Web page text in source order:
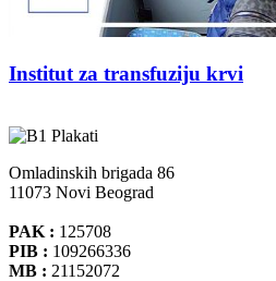
Institut za transfuziju krvi
Omladinskih brigada 86
11073 Novi Beograd
PAK : 125708
PIB : 109266336
MB : 21152072